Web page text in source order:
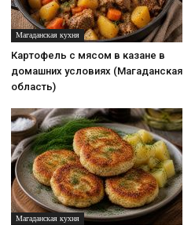
Магаданская кухня
Картофель с мясом в казане в
домашних условиях (Магаданская
область)
Магаданская кухня